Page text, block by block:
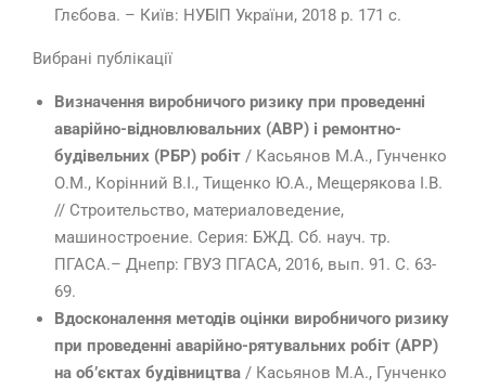
Глєбова. – Київ: НУБІП України, 2018 р. 171 с.
Вибрані публікації
Визначення виробничого ризику при проведенні
аварійно-відновлювальних (АВР) і ремонтно-
будівельних (РБР) робіт / Касьянов М.А., Гунченко
О.М., Корінний В.І., Тищенко Ю.А., Мещерякова І.В.
// Строительство, материаловедение,
машиностроение. Серия: БЖД. Сб. науч. тр.
ПГАСА.– Днепр: ГВУЗ ПГАСА, 2016, вып. 91. С. 63-
69.
Вдосконалення методів оцінки виробничого ризику
при проведенні аварійно-рятувальних робіт (АРР)
на об’єктах будівництва / Касьянов М.А., Гунченко